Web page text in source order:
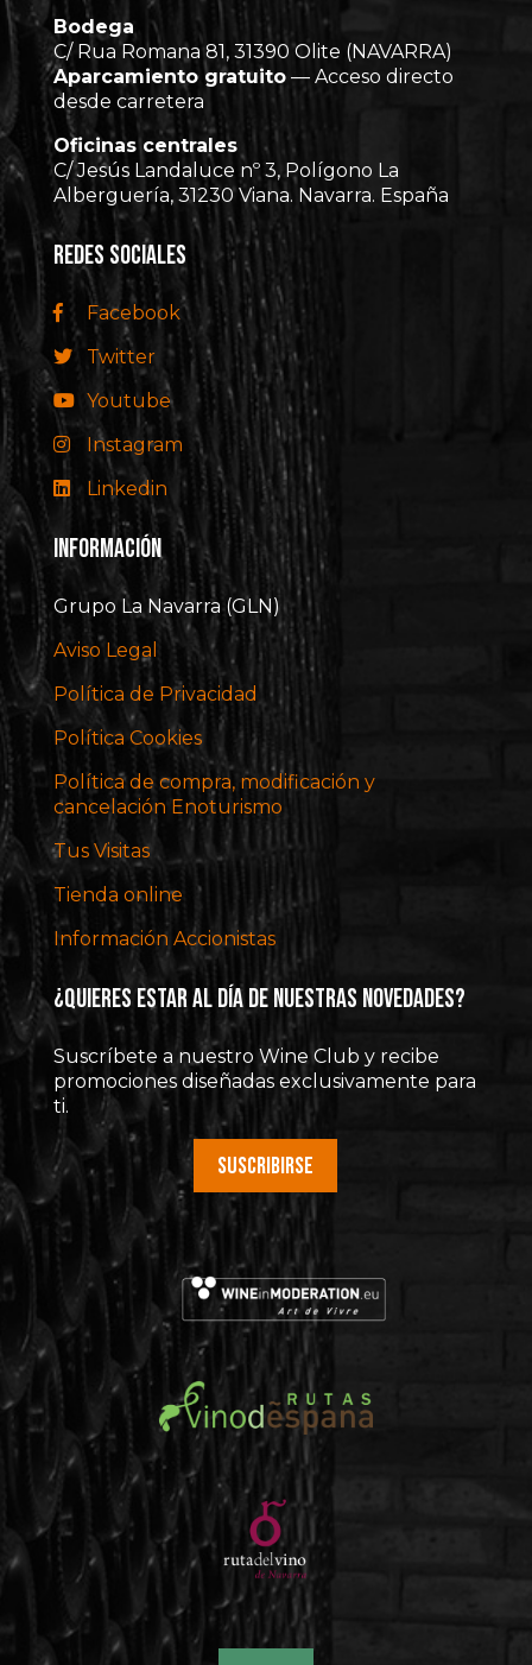
Bodega
C/ Rua Romana 81, 31390 Olite (NAVARRA)
Aparcamiento gratuito— Acceso directo
desde carretera
Oficinas centrales
C/ Jesús Landaluce nº 3, Polígono La
Alberguería, 31230 Viana. Navarra. España
REDES SOCIALES
Facebook
Twitter
Youtube
Instagram
Linkedin
INFORMACIÓN
Grupo La Navarra (GLN)
Aviso Legal
Política de Privacidad
Política Cookies
Política de compra, modificación y
cancelación Enoturismo
Tus Visitas
Tienda online
Información Accionistas
¿Quieres estar al día de nuestras novedades?
Suscríbete a nuestro Wine Club y recibe
promociones diseñadas exclusivamente para
ti.
Suscribirse